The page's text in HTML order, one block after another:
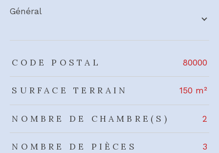
général
TRAD_ZEPHYR_Caracteristique TRAD_ZEPHYR_Valeurs
CODE POSTAL 80000
SURFACE TERRAIN 150 m²
NOMBRE DE CHAMBRE(S) 2
NOMBRE DE PIÈCES 3